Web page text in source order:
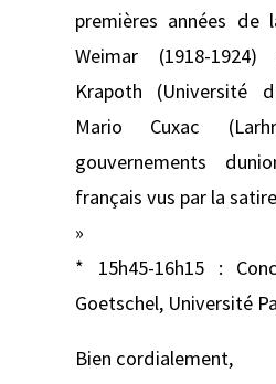
premières années de
Weimar (1918-
Krapoth (Université
Mario Cuxac
gouvernements
français vus par la
»
* 15h45-16h15 :
Goetschel, Université
Bien cordialement,